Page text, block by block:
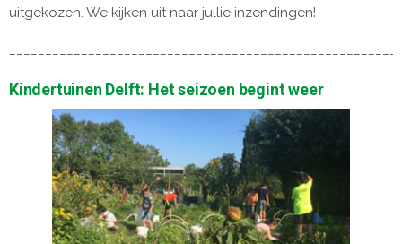
uitgekozen. We kijken uit naar jullie inzendingen!
Kindertuinen Delft: Het seizoen begint weer